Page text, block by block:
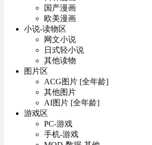
国产漫画
欧美漫画
小说-读物区
网文小说
日式轻小说
其他读物
图片区
ACG图片 [全年龄]
其他图片
AI图片 [全年龄]
游戏区
PC-游戏
手机-游戏